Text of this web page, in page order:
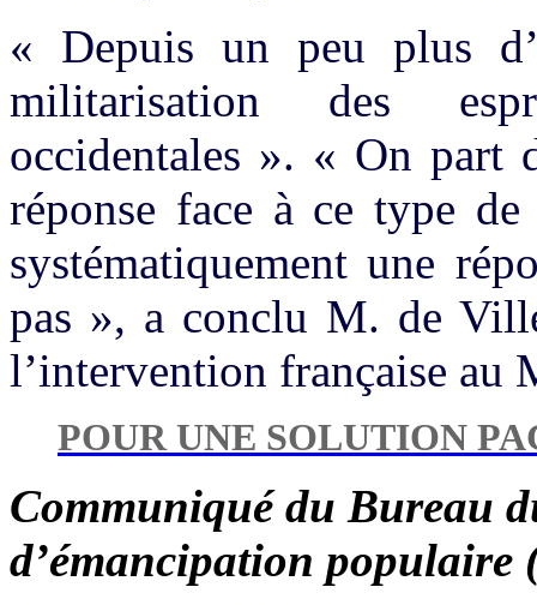
« Depuis un peu plus
militarisation des
occidentales ». « On
réponse face à ce type
systématiquement une
pas », a conclu M. de
l’intervention française au
POUR UNE SOLUTION
Communiqué du Bureau
d’émancipation populaire